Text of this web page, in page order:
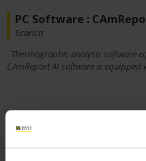
PC Software :
Scarica
Thermographic analysis software
CAmReport AI software is equipped